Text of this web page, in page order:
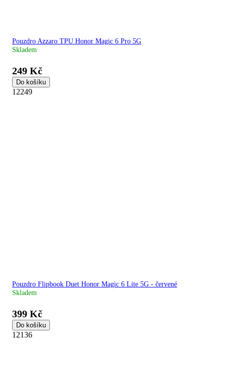
Pouzdro Azzaro TPU Honor Magic 6 Pro 5G
Skladem
249 Kč
Do košíku
12249
Pouzdro Flipbook Duet Honor Magic 6 Lite 5G - červené
Skladem
399 Kč
Do košíku
12136